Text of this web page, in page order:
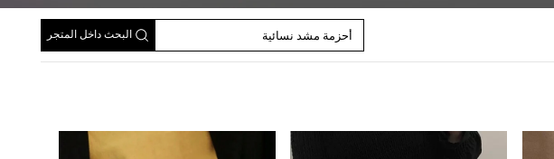
سلسلة السراويل النسائية
أحزمة مشد نسائية
أحزمة رجالية
البحث داخل المتجر